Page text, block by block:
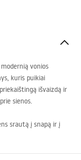
vonios
kuris puikiai
išvaizdą ir
sienos.
srautą į snapą ir į